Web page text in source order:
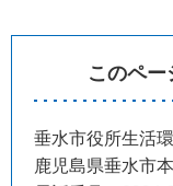
このペ
垂水市役所生活
鹿児島県垂水市